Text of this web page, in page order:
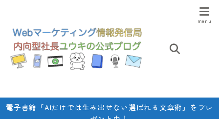
電子書籍「AIだけでは生み出せない選ばれる文章術」をプレ